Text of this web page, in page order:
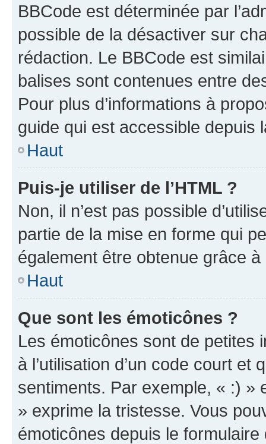
BBCode est déterminée par
possible de la désactiver sur
rédaction. Le BBCode est
balises sont contenues entre
Pour plus d’informations à
guide qui est accessible depuis
Haut
Puis-je utiliser de l’HTML ?
Non, il n’est pas possible
partie de la mise en forme qui
également être obtenue grâce à
Haut
Que sont les émoticônes ?
Les émoticônes sont de petites
à l’utilisation d’un code court et
sentiments. Par exemple, « :) »
» exprime la tristesse. Vous
émoticônes depuis le